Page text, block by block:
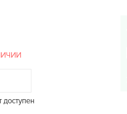
доступен